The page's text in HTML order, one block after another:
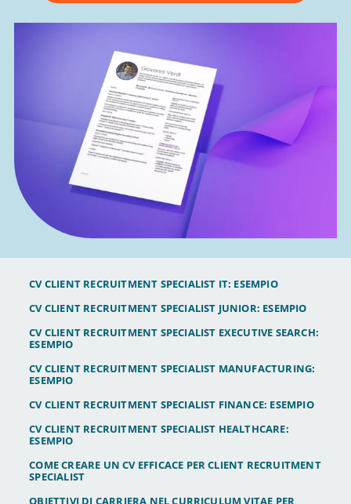
CV CLIENT RECRUITMENT SPECIALIST IT: ESEMPIO
CV CLIENT RECRUITMENT SPECIALIST JUNIOR: ESEMPIO
CV CLIENT RECRUITMENT SPECIALIST EXECUTIVE SEARCH:
ESEMPIO
CV CLIENT RECRUITMENT SPECIALIST MANUFACTURING:
ESEMPIO
CV CLIENT RECRUITMENT SPECIALIST FINANCE: ESEMPIO
CV CLIENT RECRUITMENT SPECIALIST HEALTHCARE:
ESEMPIO
COME CREARE UN CV EFFICACE PER CLIENT RECRUITMENT
SPECIALIST
OBIETTIVI DI CARRIERA NEL CURRICULUM VITAE PER